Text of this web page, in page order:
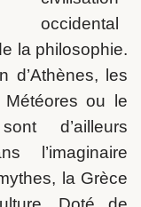
occidental
la philosophie.
d’Athènes, les
ou le
d’ailleurs
l’imaginaire
la Grèce